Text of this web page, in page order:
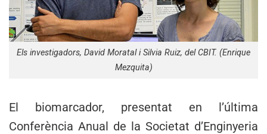
Els investigadors, David Moratal i Silvia Ruiz, del CBIT. (Enrique
Mezquita)
El biomarcador, presentat en l’última
Conferència Anual de la Societat d’Enginyeria